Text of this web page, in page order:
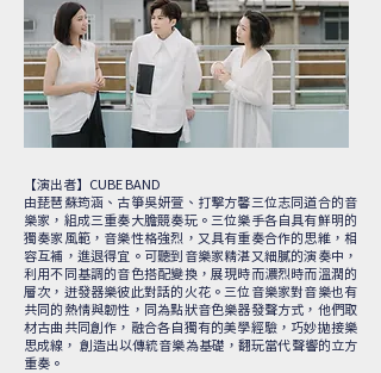
【演出者】CUBE BAND
由琵琶蘇筠涵、古箏吳妍萱、打擊方馨三位志同道合的音
樂家，組成三重奏大膽競奏玩。三位樂手各自具有鮮明的
獨奏家風範，音樂性格強烈，又具有重奏合作的思維，相
容互補，進退得宜。可聽到音樂家精湛又細膩的演奏中，
利用不同基調的音色搭配變換，展現時而濃烈時而溫潤的
層次，迸發器樂彼此對話的火花。三位音樂家對音樂也有
共同的熱情與韌性，同為點狀音色樂器發聲方式，他們取
材古曲共同創作，融合各自獨有的美學經驗，巧妙拋接樂
思成線， 創造出以傳統音樂為基礎，翻玩當代聲響的立方
重奏。